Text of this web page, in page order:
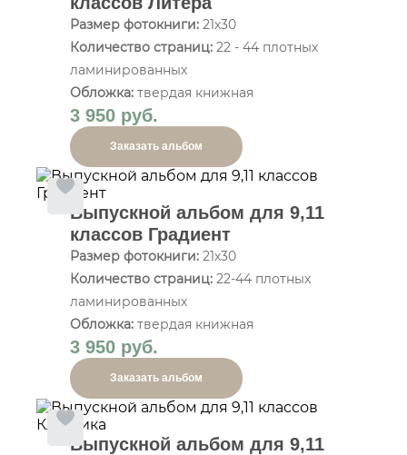
Размер фотокниги: 21х30
Количество страниц: 22 - 44 плотных
ламинированных
Обложка: твердая книжная
3 950 руб.
Заказать альбом
Выпускной альбом для 9,11
классов Градиент
Размер фотокниги: 21х30
Количество страниц: 22-44 плотных
ламинированных
Обложка: твердая книжная
3 950 руб.
Заказать альбом
Выпускной альбом для 9,11